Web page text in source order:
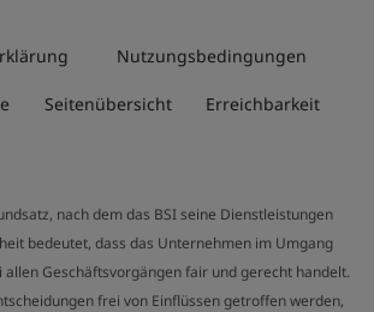
Nutzungsbedingungen
Seitenübersicht Erreichbarkeit
nach dem das BSI seine Dienstleistungen
bedeutet, dass das Unternehmen im Umgang
allen Geschäftsvorgängen fair und gerecht handelt.
frei von Einflüssen getroffen werden,